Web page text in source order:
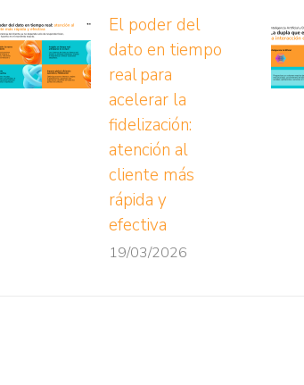
El poder del
dato en tiempo
real para
acelerar la
fidelización:
atención al
cliente más
rápida y
efectiva
19/03/2026